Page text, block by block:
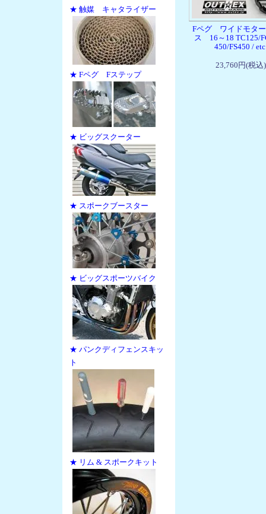
★ 触媒 キャタライザー
★ Fペグ Fステップ
★ ビッグスクーター
★ スポークブースター
★ ビッグスポーツバイク
★ パンクディフェンスキッ
ト
★ リム & スポークキット
Fペグ ワイドモタ
ス 16～18 TC125/
450/FS450 /
23,760円(税込)